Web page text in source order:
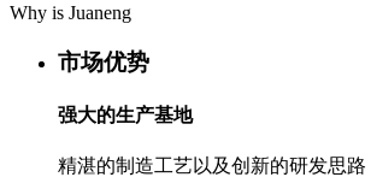
Why is Juaneng
市场优势
强大的生产基地
精湛的制造工艺以及创新的研发思路